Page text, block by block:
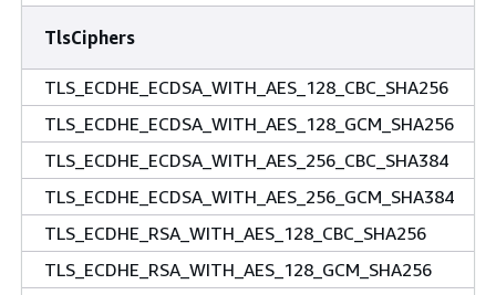
TlsCiphers
TLS_ECDHE_ECDSA_WITH_AES_128_CBC_SHA256
TLS_ECDHE_ECDSA_WITH_AES_128_GCM_SHA256
TLS_ECDHE_ECDSA_WITH_AES_256_CBC_SHA384
TLS_ECDHE_ECDSA_WITH_AES_256_GCM_SHA384
TLS_ECDHE_RSA_WITH_AES_128_CBC_SHA256
TLS_ECDHE_RSA_WITH_AES_128_GCM_SHA256